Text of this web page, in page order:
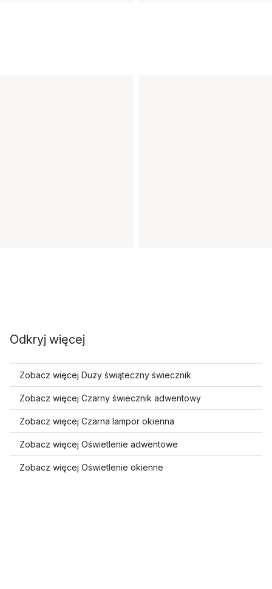
Odkryj więcej
Zobacz więcej Duży świąteczny świecznik
Zobacz więcej Czarny świecznik adwentowy
Zobacz więcej Czarna lampor okienna
Zobacz więcej Oświetlenie adwentowe
Zobacz więcej Oświetlenie okienne